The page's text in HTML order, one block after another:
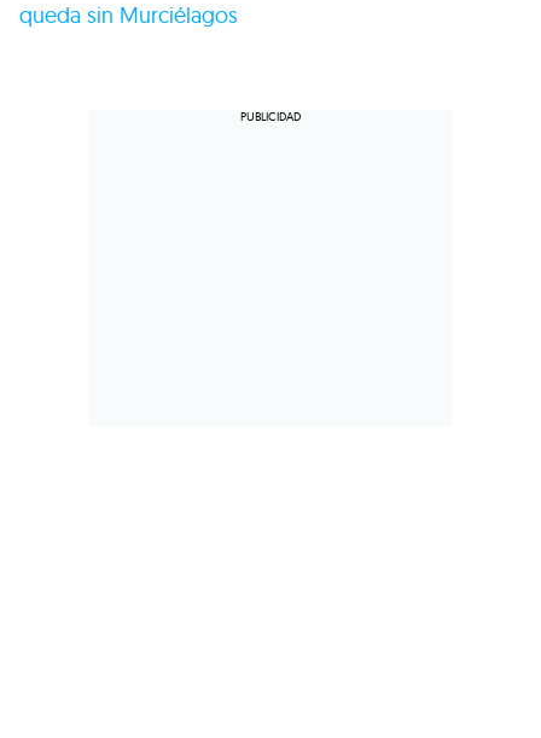
queda sin Murciélagos